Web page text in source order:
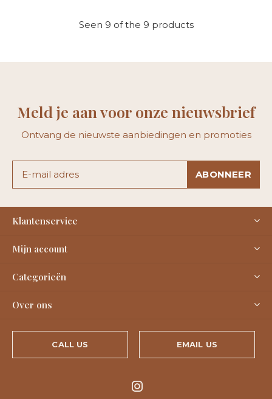
Seen 9 of the 9 products
Meld je aan voor onze nieuwsbrief
Ontvang de nieuwste aanbiedingen en promoties
ABONNEER
Klantenservice
Mijn account
Categorieën
Over ons
CALL US EMAIL US